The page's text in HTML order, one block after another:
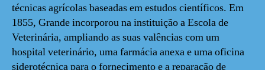
técnicas agrícolas baseadas em estudos científicos. Em
1855, Grande incorporou na instituição a Escola de
Veterinária, ampliando as suas valências com um
hospital veterinário, uma farmácia anexa e uma oficina
siderotécnica para o fornecimento e a reparação de